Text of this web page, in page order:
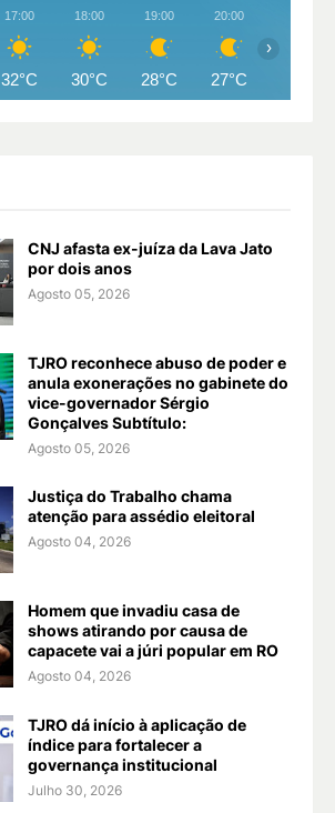
17:00
32°C
18:00
30°C
19:00
28°C
20:00
27°C
›
CNJ afasta ex-juíza da Lava Jato
por dois anos
Agosto 05, 2026
TJRO reconhece abuso de poder e
anula exonerações no gabinete do
vice-governador Sérgio
Gonçalves Subtítulo:
Agosto 05, 2026
Justiça do Trabalho chama
atenção para assédio eleitoral
Agosto 04, 2026
Homem que invadiu casa de
shows atirando por causa de
capacete vai a júri popular em RO
Agosto 04, 2026
TJRO dá início à aplicação de
índice para fortalecer a
governança institucional
Julho 30, 2026